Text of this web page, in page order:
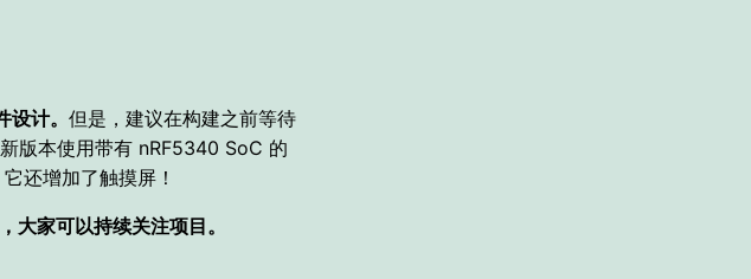
计。 但是，建议在构建之前等待
版本使用带有 nRF5340 SoC 的
它还增加了触摸屏！
家可以持续关注项目。